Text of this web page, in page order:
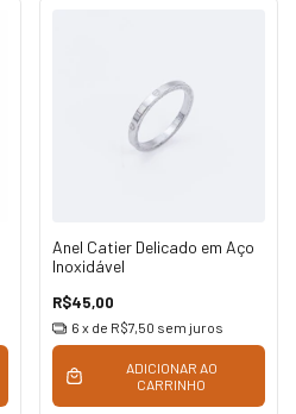
Anel Catier Delicado em Aço
Inoxidável
R$45,00
6 x de R$7,50 sem juros
ADICIONAR AO
CARRINHO